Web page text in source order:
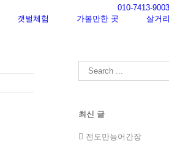
010-7413-9003
갯벌체험
가볼만한 곳 살거
Search
for:
최신 글
전도만능어간장